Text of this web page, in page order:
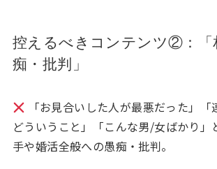
控えるべきコンテンツ②：「
痴・批判」
「お見合いした人が最悪だった」「
どういうこと」「こんな男/女ばかり」
手や婚活全般への愚痴・批判。